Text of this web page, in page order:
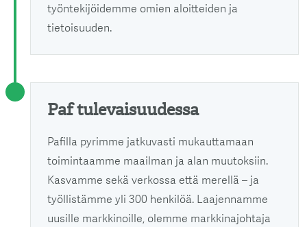
työntekijöidemme omien aloitteiden ja
tietoisuuden.
Paf tulevaisuudessa
Pafilla pyrimme jatkuvasti mukauttamaan
toimintaamme maailman ja alan muutoksiin.
Kasvamme sekä verkossa että merellä – ja
työllistämme yli 300 henkilöä. Laajennamme
uusille markkinoille, olemme markkinajohtaja